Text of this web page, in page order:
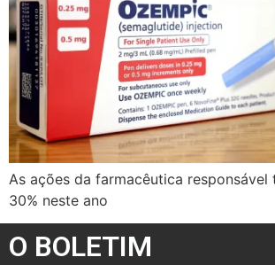
As ações da farmacêutica responsável
30% neste ano
O BOLETIM